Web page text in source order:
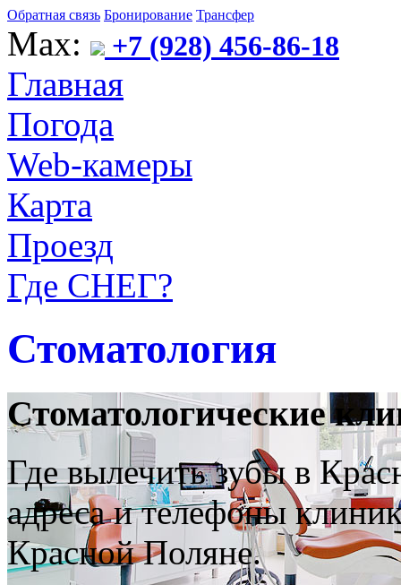
Обратная связь Бронирование Трансфер
Max: +7 (928) 456-86-18
Главная
Погода
Web-камеры
Карта
Проезд
Где СНЕГ?
Стоматология
Стоматологические
Где вылечить зубы в
адреса и телефоны
Красной Поляне.